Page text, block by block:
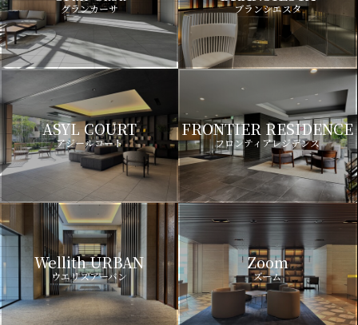
グランカーサ ブランシエスタ
ASYL COURT
アジールコート
FRONTIER RESIDENCE
フロンティアレジデンス
Wellith URBAN
ウエリスアーバン
Zoom
ズーム